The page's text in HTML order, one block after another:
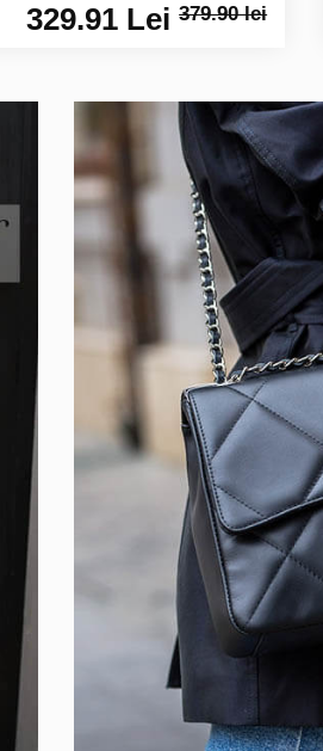
329.91 Lei379.90 lei